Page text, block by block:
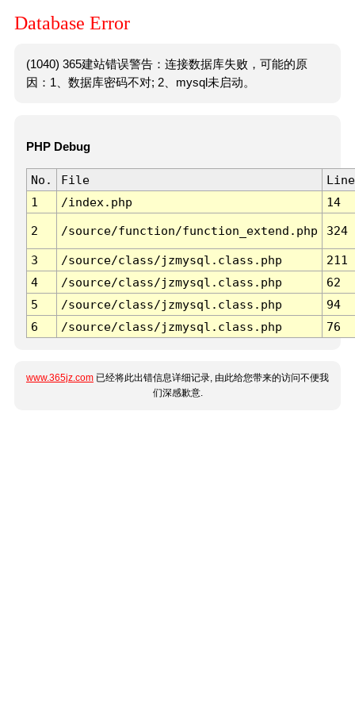
Database Error
(1040) 365建站错误警告：连接数据库失败，可能的原
因：1、数据库密码不对; 2、mysql未启动。
PHP Debug
No. File
Line
1
/index.php 14
2 /source/function/function_extend.php 324
3 /source/class/jzmysql.class.php
211
4
/source/class/jzmysql.class.php
62
5
/source/class/jzmysql.class.php
94
6
/source/class/jzmysql.class.php 76
www.365jz.com 已经将此出错信息详细记录, 由此给您带来的访问不便我
们深感歉意.